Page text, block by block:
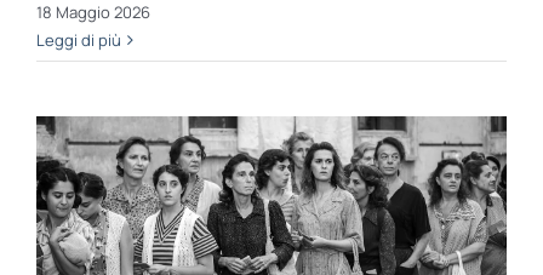
18 Maggio 2026
Leggi di più